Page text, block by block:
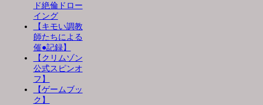
ド絶倫ドロー
イング
【キモい調教
師たちによる
催●記録】
【クリムゾン
公式スピンオ
フ】
【ゲームブッ
ク】